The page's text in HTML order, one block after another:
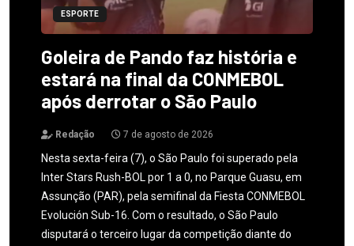
ESPORTE
Goleira de Pando faz história e
estará na final da CONMEBOL
após derrotar o São Paulo
Redação 7 de agosto de 2026
Nesta sexta-feira (7), o São Paulo foi superado pela
Inter Stars Rush-BOL por 1 a 0, no Parque Guasu, em
Assunção (PAR), pela semifinal da Fiesta CONMEBOL
Evolución Sub-16. Com o resultado, o São Paulo
disputará o terceiro lugar da competição diante do